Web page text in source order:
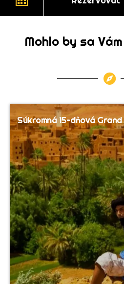
Mohlo by sa
Súkromná 15-dňová